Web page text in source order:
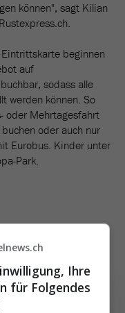
können", sagt Kilian
beginnen
auf
sodass alle
werden können. So
oder Mehrtagesfahrt
oder auch nur
Eurobus. Kinder unter
Park.
Ihre
für Folgendes